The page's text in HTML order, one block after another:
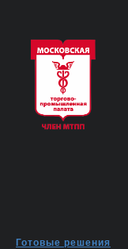
Готовые решения